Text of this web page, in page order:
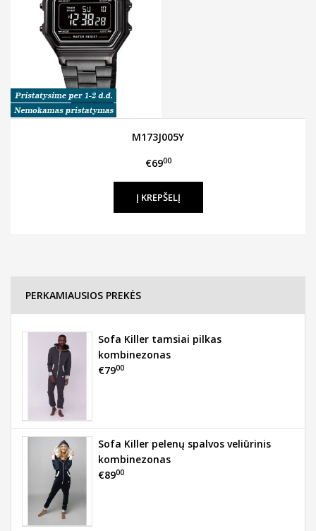
M173J005Y
€6900
PERKAMIAUSIOS PREKĖS
Sofa Killer tamsiai pilkas
kombinezonas
€7900
Sofa Killer pelenų spalvos veliūrinis
kombinezonas
€8900